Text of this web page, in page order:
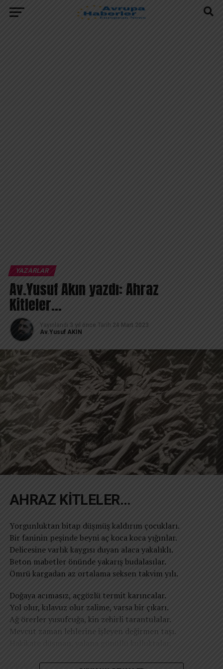
YAZARLAR
Av.Yusuf Akın yazdı: Ahraz
Kitleler…
Yayınlandı 3 yıl önce Tarih 24 Mart 2023
Av.Yusuf AKIN
AHRAZ KİTLELER…
Yorgunluktan bitap düşmüş kaldırım çocukları.
Bir faninin peşinde beyni aç koca koca yığınlar.
Delicesine varlık kaygısı duyan alaca yakalıklı.
Beton mabetler önünde yakarış budalasılar.
Ömrü kargadan az ortalama seksen takvim yılı.
Doğaya acımasız, açgözlü termit karıncalar.
Yol olur, kılavuz olur zalime, varsa bir çıkarı.
Ağ örerler yusufcuğa, kin zehirli tarantulalar.
Mevcut zaman lehlerine işleyen değirmen taşı.
Öbek öbek her gül bahçesini saran ayrık otları.